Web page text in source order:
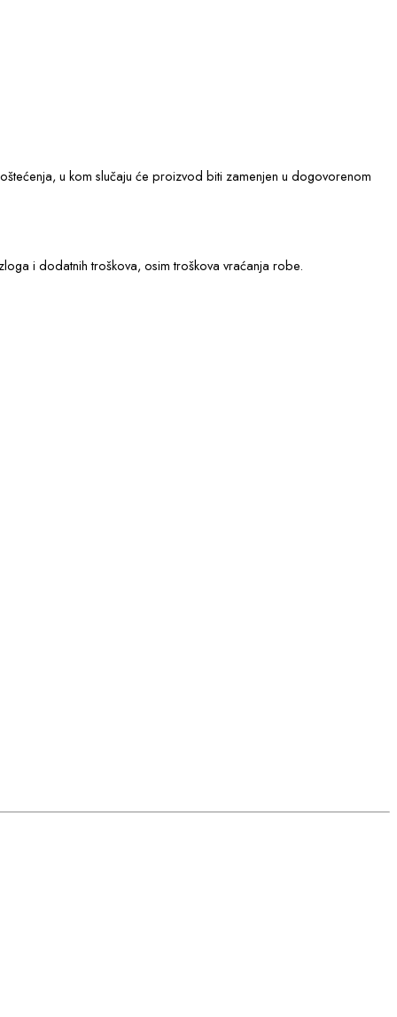
u kom slučaju će proizvod biti zamenjen u dogovorenom
i dodatnih troškova, osim troškova vraćanja robe.